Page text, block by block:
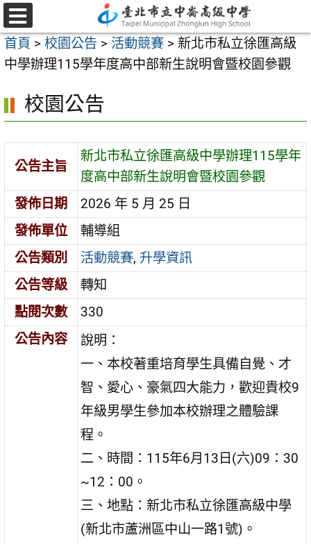
跳
至
主
要
容
選
單
首頁 > 校園公告 > 活動競賽 > 新北市私立徐匯高級
中學辦理115學年度高中部新生說明會暨校園參觀
校園公告
公告主旨
新北市私立徐匯高級中學辦理115學年
度高中部新生說明會暨校園參觀
發佈日期
2026 年 5 月 25 日
發佈單位
輔導組
公告類別
活動競賽, 升學資訊
公告等級
轉知
點閱次數
330
公告內容
說明：
一、本校著重培育學生具備自覺、才
智、愛心、豪氣四大能力，歡迎貴校9
年級男學生參加本校辦理之體驗課
程。
二、時間：115年6月13日(六)09：30
~12：00。
三、地點：新北市私立徐匯高級中學
(新北市蘆洲區中山一路1號)。